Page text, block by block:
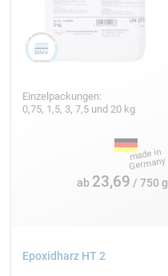
Einzelpackungen:
0,75, 1,5, 3, 7,5 und 20 kg
ab 23,69 / 750 g
Epoxidharz HT 2